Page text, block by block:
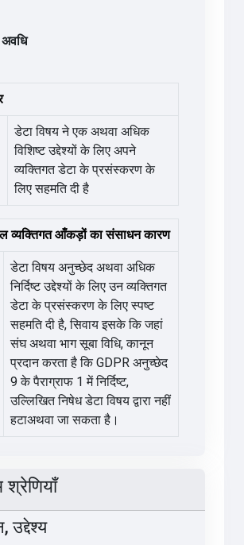
अवधि
डेटा विषय ने एक अथवा अधिक
विशिष्ट उद्देश्यों के लिए अपने
व्यक्तिगत डेटा के प्रसंस्करण के
लिए सहमति दी है
व्यक्तिगत आँकड़ों का संसाधन कारण
डेटा विषय अनुच्छेद अथवा अधिक
निर्दिष्ट उद्देश्यों के लिए उन व्यक्तिगत
डेटा के प्रसंस्करण के लिए स्पष्ट
सहमति दी है, सिवाय इसके कि जहां
संघ अथवा भाग सूबा विधि, कानून
प्रदान करता है कि GDPR अनुच्छेद
9 के पैराग्राफ 1 में निर्दिष्ट,
उल्लिखित निषेध डेटा विषय द्वारा नहीं
हटाअथवा जा सकता है।
श्रेणियाँ
उद्देश्य